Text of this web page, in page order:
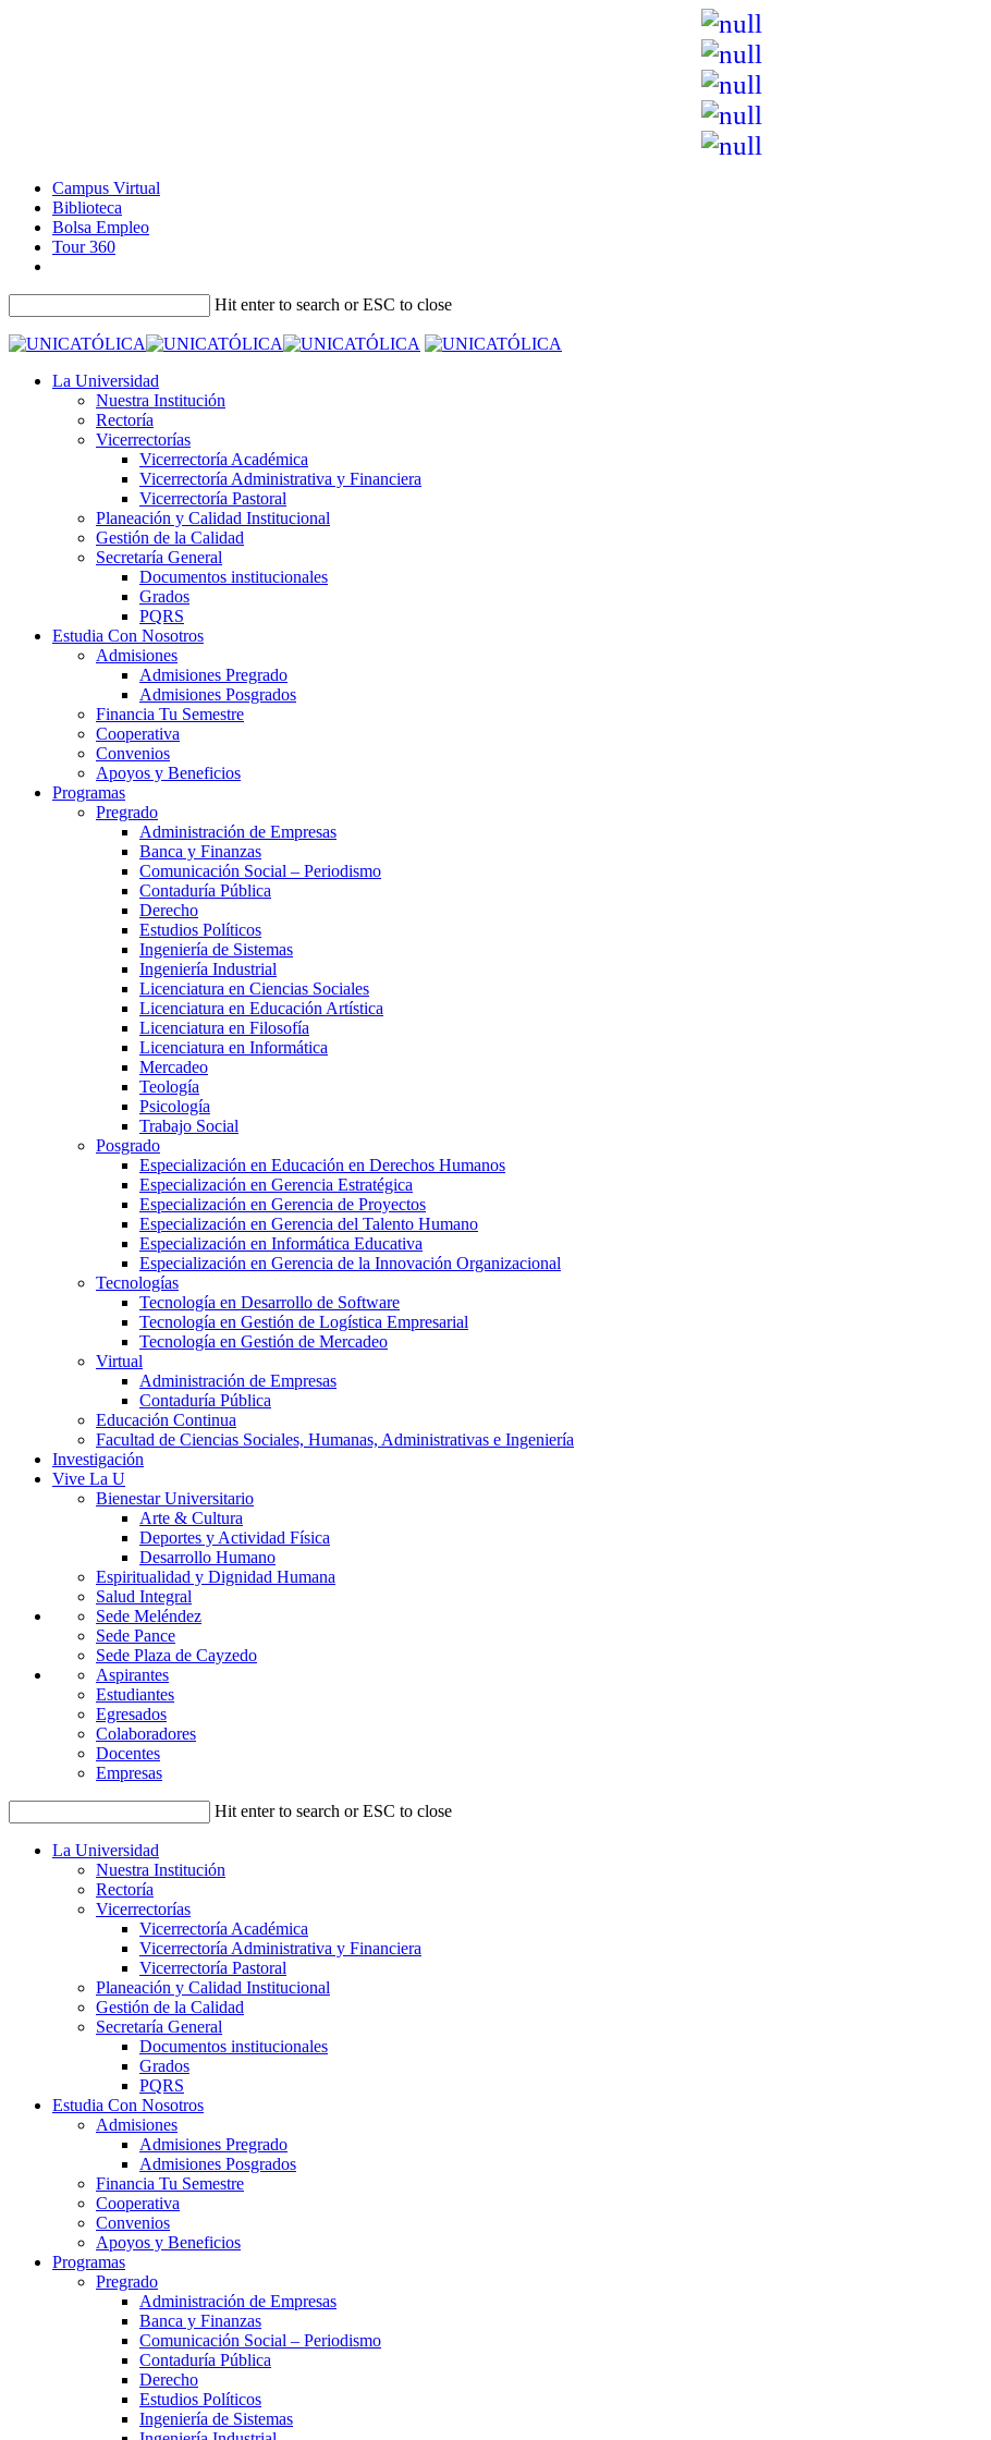
Campus Virtual
Biblioteca
Bolsa Empleo
Tour 360
Hit enter to search or ESC to close
La Universidad
Nuestra Institución
Rectoría
Vicerrectorías
Vicerrectoría Académica
Vicerrectoría Administrativa y Financiera
Vicerrectoría Pastoral
Planeación y Calidad Institucional
Gestión de la Calidad
Secretaría General
Documentos institucionales
Grados
PQRS
Estudia Con Nosotros
Admisiones
Admisiones Pregrado
Admisiones Posgrados
Financia Tu Semestre
Cooperativa
Convenios
Apoyos y Beneficios
Programas
Pregrado
Administración de Empresas
Banca y Finanzas
Comunicación Social – Periodismo
Contaduría Pública
Derecho
Estudios Políticos
Ingeniería de Sistemas
Ingeniería Industrial
Licenciatura en Ciencias Sociales
Licenciatura en Educación Artística
Licenciatura en Filosofía
Licenciatura en Informática
Mercadeo
Teología
Psicología
Trabajo Social
Posgrado
Especialización en Educación en Derechos Humanos
Especialización en Gerencia Estratégica
Especialización en Gerencia de Proyectos
Especialización en Gerencia del Talento Humano
Especialización en Informática Educativa
Especialización en Gerencia de la Innovación Organizacional
Tecnologías
Tecnología en Desarrollo de Software
Tecnología en Gestión de Logística Empresarial
Tecnología en Gestión de Mercadeo
Virtual
Administración de Empresas
Contaduría Pública
Educación Continua
Facultad de Ciencias Sociales, Humanas, Administrativas e Ingeniería
Investigación
Vive La U
Bienestar Universitario
Arte & Cultura
Deportes y Actividad Física
Desarrollo Humano
Espiritualidad y Dignidad Humana
Salud Integral
Sede Meléndez
Sede Pance
Sede Plaza de Cayzedo
Aspirantes
Estudiantes
Egresados
Colaboradores
Docentes
Empresas
Hit enter to search or ESC to close
La Universidad
Nuestra Institución
Rectoría
Vicerrectorías
Vicerrectoría Académica
Vicerrectoría Administrativa y Financiera
Vicerrectoría Pastoral
Planeación y Calidad Institucional
Gestión de la Calidad
Secretaría General
Documentos institucionales
Grados
PQRS
Estudia Con Nosotros
Admisiones
Admisiones Pregrado
Admisiones Posgrados
Financia Tu Semestre
Cooperativa
Convenios
Apoyos y Beneficios
Programas
Pregrado
Administración de Empresas
Banca y Finanzas
Comunicación Social – Periodismo
Contaduría Pública
Derecho
Estudios Políticos
Ingeniería de Sistemas